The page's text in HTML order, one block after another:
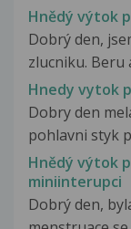
Hnědý výtok
Dobrý den,
zlucniku. Beru
Hnedy vytok
Dobry den
pohlavni styk
Hnědý výtok
miniinterupci
Dobrý den,